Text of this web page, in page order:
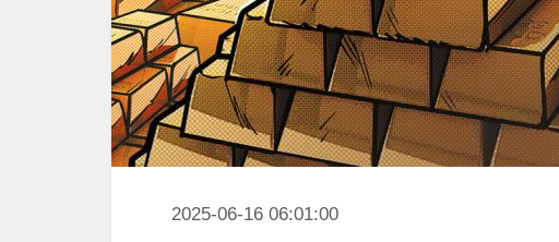
2025-06-16 06:01:00